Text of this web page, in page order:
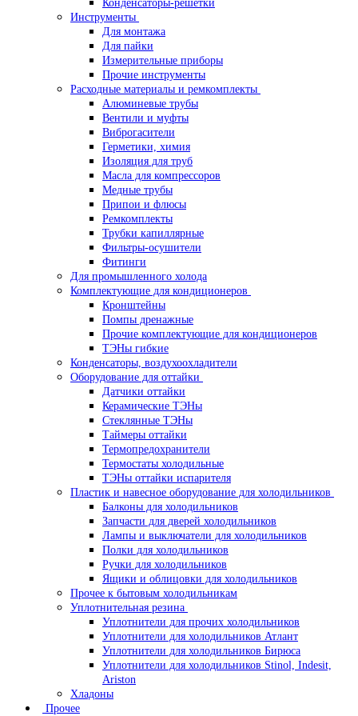
Конденсаторы-решетки
Инструменты
Для монтажа
Для пайки
Измерительные приборы
Прочие инструменты
Расходные материалы и ремкомплекты
Алюминевые трубы
Вентили и муфты
Виброгасители
Герметики, химия
Изоляция для труб
Масла для компрессоров
Медные трубы
Припои и флюсы
Ремкомплекты
Трубки капиллярные
Фильтры-осушители
Фитинги
Для промышленного холода
Комплектующие для кондиционеров
Кронштейны
Помпы дренажные
Прочие комплектующие для кондиционеров
ТЭНы гибкие
Конденсаторы, воздухоохладители
Оборудование для оттайки
Датчики оттайки
Керамические ТЭНы
Стеклянные ТЭНы
Таймеры оттайки
Термопредохранители
Термостаты холодильные
ТЭНы оттайки испарителя
Пластик и навесное оборудование для холодильников
Балконы для холодильников
Запчасти для дверей холодильников
Лампы и выключатели для холодильников
Полки для холодильников
Ручки для холодильников
Ящики и облицовки для холодильников
Прочее к бытовым холодильникам
Уплотнительная резина
Уплотнители для прочих холодильников
Уплотнители для холодильников Атлант
Уплотнители для холодильников Бирюса
Уплотнители для холодильников Stinol, Indesit,
Ariston
Хладоны
Прочее